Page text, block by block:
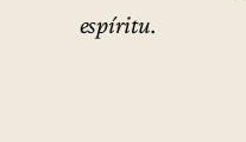
espíritu.